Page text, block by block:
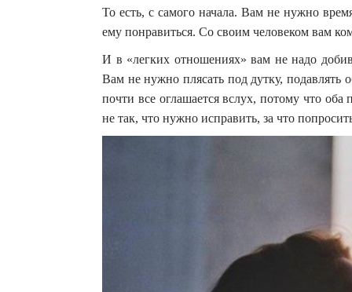
То есть, с самого начала. Вам не нужно
ему понравиться. Со своим человеком вам
И в «легких отношениях» вам не надо
Вам не нужно плясать под дутку, подавлять
почти все оглашается вслух, потому что
не так, что нужно исправить, за что